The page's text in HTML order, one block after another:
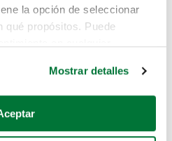
la opción de seleccionar
qué propósitos. Puede
sobre su ubicación geográfica
Mostrar detalles
coche que estás
estos enlaces: